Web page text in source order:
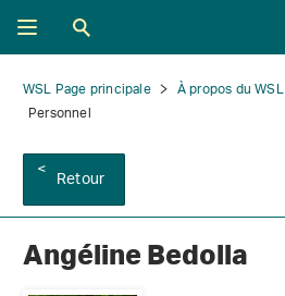
WSL Page principale À propos du WSL
Personnel
Retour
Angéline Bedolla